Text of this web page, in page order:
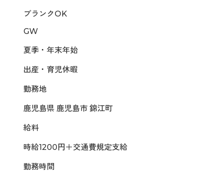
ブランクOK
GW
夏季・年末年始
出産・育児休暇
勤務地
鹿児島県 鹿児島市 錦江町
給料
時給1200円＋交通費規定支給
勤務時間